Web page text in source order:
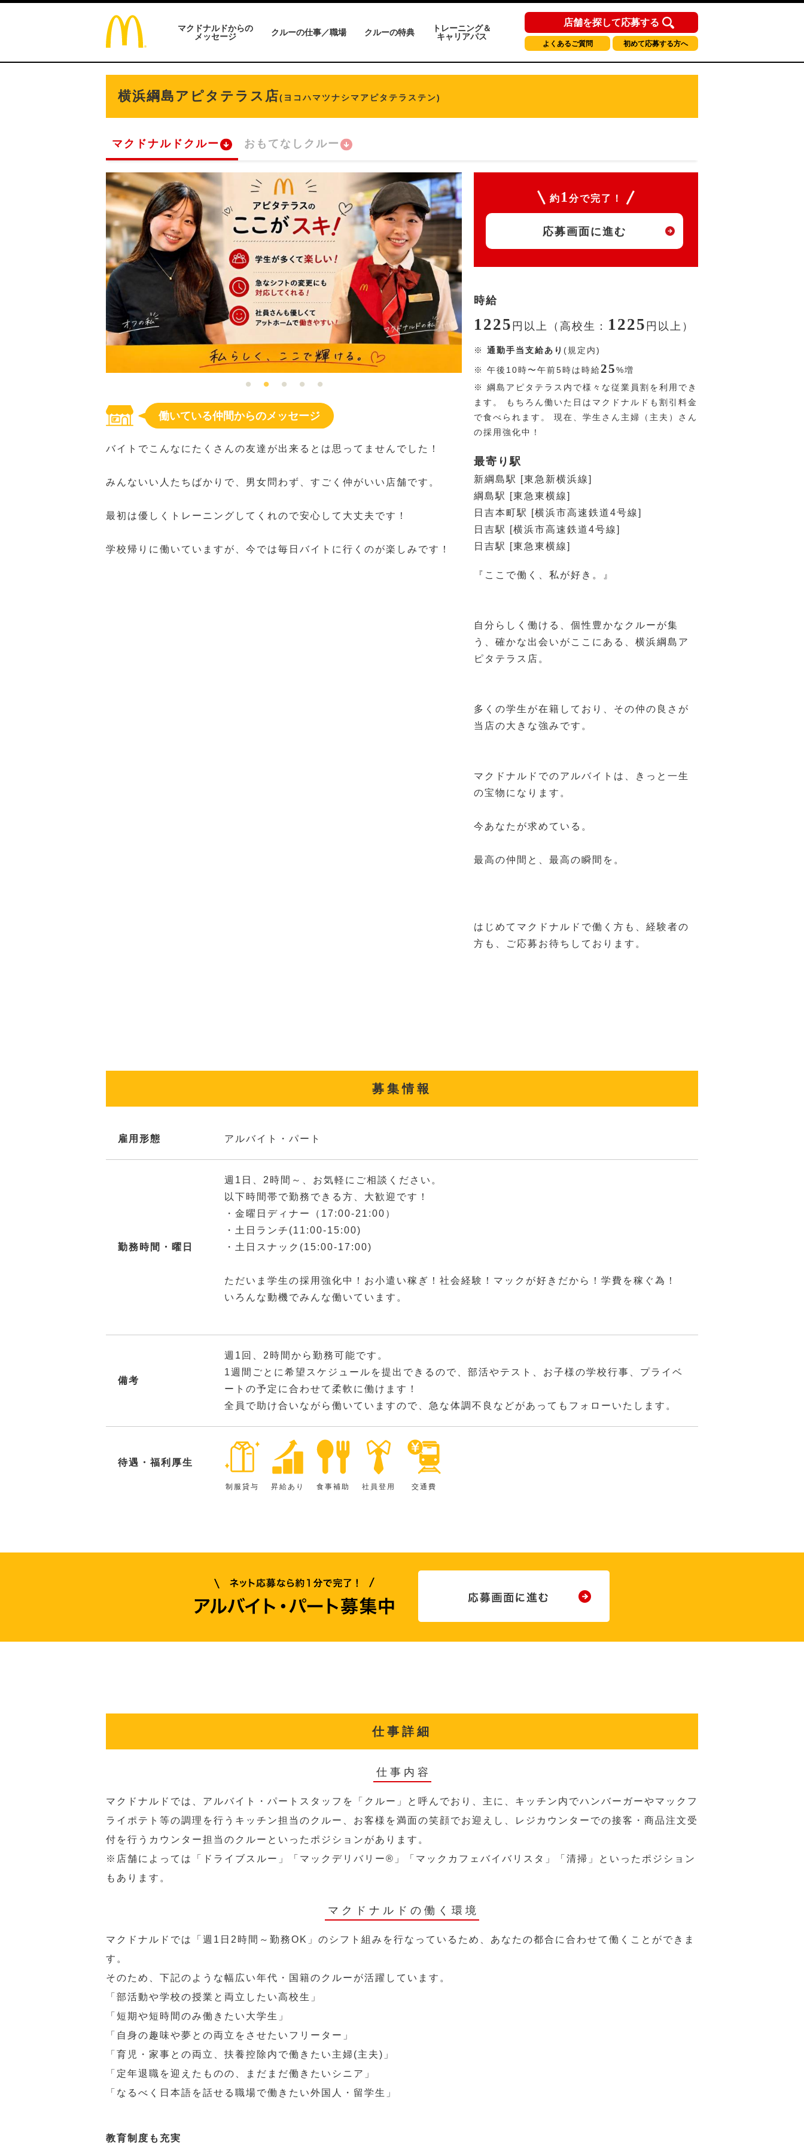
マクドナルドからの
メッセージ
クルーの仕事／職場 クルーの特典
トレーニング＆
キャリアパス
店舗を探して応募する
よくあるご質問 初めて応募する方へ
横浜綱島アピタテラス店(ヨコハマツナシマアピタテラステン)
マクドナルドクルー おもてなしクルー
働いている仲間からのメッセージ
バイトでこんなにたくさんの友達が出来るとは思ってませんでした！
みんないい人たちばかりで、男女問わず、すごく仲がいい店舗です。
最初は優しくトレーニングしてくれので安心して大丈夫です！
学校帰りに働いていますが、今では毎日バイトに行くのが楽しみです！
約 1 分で完了！
応募画面に進む
時給
1225 円 以上（高校生： 1225 円 以上）
※ 通勤手当支給あり (規定内)
※ 午後10時〜午前5時は時給25%増
※ 綱島アピタテラス内で様々な従業員割を利用でき
ます。 もちろん働いた日はマクドナルドも割引料金
で食べられます。 現在、学生さん主婦（主夫）さん
の採用強化中！
最寄り駅
新綱島駅 [東急新横浜線]
綱島駅 [東急東横線]
日吉本町駅 [横浜市高速鉄道4号線]
日吉駅 [横浜市高速鉄道4号線]
日吉駅 [東急東横線]
『ここで働く、私が好き。』
自分らしく働ける、個性豊かなクルーが集
う、確かな出会いがここにある、横浜綱島ア
ピタテラス店。
多くの学生が在籍しており、その仲の良さが
当店の大きな強みです。
マクドナルドでのアルバイトは、きっと一生
の宝物になります。
今あなたが求めている。
最高の仲間と、最高の瞬間を。
はじめてマクドナルドで働く方も、経験者の
方も、ご応募お待ちしております。
募集情報
雇用形態 アルバイト・パート
勤務時間・曜日
週1日、2時間～、お気軽にご相談ください。
以下時間帯で勤務できる方、大歓迎です！
・金曜日ディナー（17:00-21:00）
・土日ランチ(11:00-15:00)
・土日スナック(15:00-17:00)
ただいま学生の採用強化中！お小遣い稼ぎ！社会経験！マックが好きだから！学費を稼ぐ為！
いろんな動機でみんな働いています。
備考
週1回、2時間から勤務可能です。
1週間ごとに希望スケジュールを提出できるので、部活やテスト、お子様の学校行事、プライベ
ートの予定に合わせて柔軟に働けます！
全員で助け合いながら働いていますので、急な体調不良などがあってもフォローいたします。
待遇・福利厚生
制服貸与 昇給あり 食事補助 社員登用 交通費
仕事詳細
仕事内容
マクドナルドでは、アルバイト・パートスタッフを「クルー」と呼んでおり、主に、キッチン内でハンバーガーやマックフ
ライポテト等の調理を行うキッチン担当のクルー、お客様を満面の笑顔でお迎えし、レジカウンターでの接客・商品注文受
付を行うカウンター担当のクルーといったポジションがあります。
※店舗によっては「ドライブスルー」「マックデリバリー®︎」「マックカフェバイバリスタ」「清掃」といったポジション
もあります。
マクドナルドの働く環境
マクドナルドでは「週1日2時間～勤務OK」のシフト組みを行なっているため、あなたの都合に合わせて働くことができま
す。
そのため、下記のような幅広い年代・国籍のクルーが活躍しています。
「部活動や学校の授業と両立したい高校生」
「短期や短時間のみ働きたい大学生」
「自身の趣味や夢との両立をさせたいフリーター」
「育児・家事との両立、扶養控除内で働きたい主婦(主夫)」
「定年退職を迎えたものの、まだまだ働きたいシニア」
「なるべく日本語を話せる職場で働きたい外国人・留学生」
教育制度も充実